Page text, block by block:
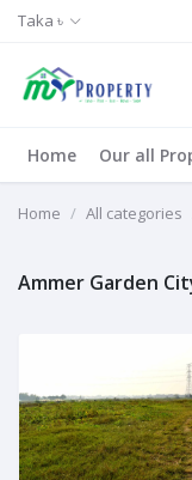
Taka ৳
Home Our all
Home All categories
Ammer Garden